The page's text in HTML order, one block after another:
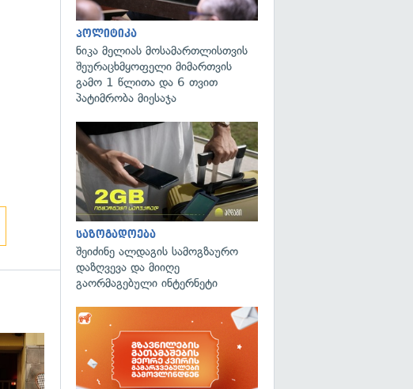
პოლიტიკა
ნიკა მელიას მოსამართლისთვის
შეურაცხმყოფელი მიმართვის
გამო 1 წლითა და 6 თვით
პატიმრობა მიესაჯა
საზოგადოება
შეიძინე ალდაგის სამოგზაურო
დაზღვევა და მიიღე
გაორმაგებული ინტერნეტი